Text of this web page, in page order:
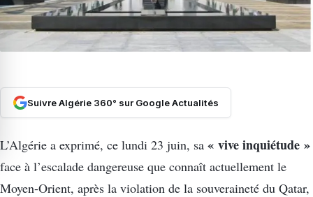
Suivre Algérie 360° sur Google Actualités
L’Algérie a exprimé, ce lundi 23 juin, sa « vive inquiétude »
face à l’escalade dangereuse que connaît actuellement le
Moyen-Orient, après la violation de la souveraineté du Qatar,